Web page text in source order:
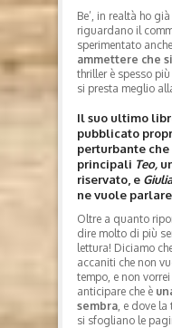
Be’, in realtà ho
riguardano il
sperimentato
ammettere che
thriller è spesso
si presta meglio
Il suo ultimo
pubblicato
perturbante
principali Teo,
riservato, e Giulia
ne vuole
Oltre a quanto
dire molto di più
lettura! Diciamo
accaniti che non
tempo, e non
anticipare che è
sembra , e dove
si sfogliano le